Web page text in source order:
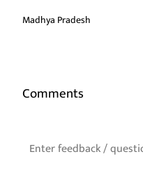
Madhya Pradesh
Comments